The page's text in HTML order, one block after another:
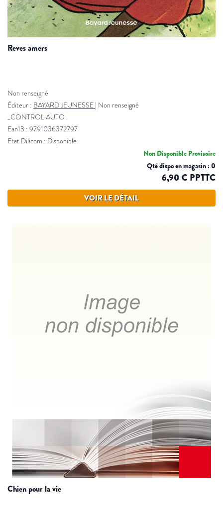
reves amers
Non renseigné
Éditeur : BAYARD JEUNESSE Non renseigné
_CONTROL AUTO
Ean13 : 9791036372797
Etat Dilicom : Disponible
Non Disponible Provisoire
Qté dispo en magasin : 0
6,90 € PPTTC
VOIR LE DÉTAIL
chien pour la vie